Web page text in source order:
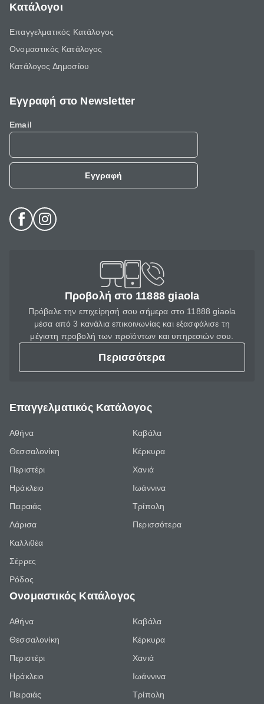
Κατάλογοι
Επαγγελματικός Κατάλογος
Ονομαστικός Κατάλογος
Κατάλογος Δημοσίου
Εγγραφή στο Newsletter
Email
Εγγραφή
Προβολή στο 11888 giaola
Πρόβαλε την επιχείρησή σου σήμερα στο 11888 giaola
μέσα από 3 κανάλια επικοινωνίας και εξασφάλισε τη
μέγιστη προβολή των προϊόντων και υπηρεσιών σου.
Περισσότερα
Επαγγελματικός Κατάλογος
Αθήνα
Θεσσαλονίκη
Περιστέρι
Ηράκλειο
Πειραιάς
Λάρισα
Καλλιθέα
Σέρρες
Ρόδος
Καβάλα
Κέρκυρα
Χανιά
Ιωάννινα
Τρίπολη
Περισσότερα
Ονομαστικός Κατάλογος
Αθήνα
Θεσσαλονίκη
Περιστέρι
Ηράκλειο
Πειραιάς
Καβάλα
Κέρκυρα
Χανιά
Ιωάννινα
Τρίπολη